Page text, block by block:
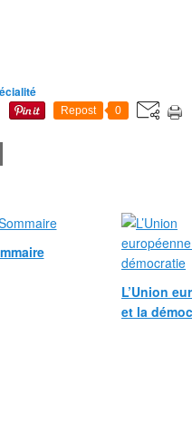
Repost 0
L’Union
et la